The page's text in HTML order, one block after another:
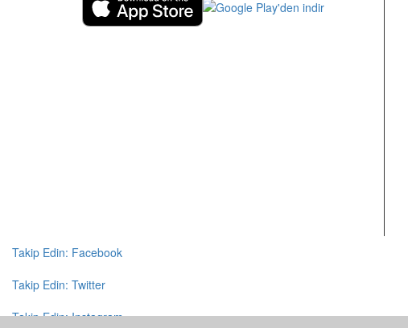
Takip Edin: Facebook
Takip Edin: Twitter
Takip Edin: Instagram